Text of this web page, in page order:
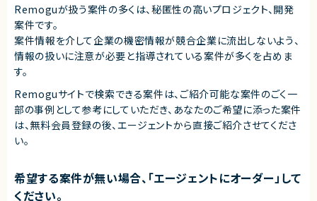
業務委託(準委任契約)
契約元
株式会社LASSIC
エージェントから
◎フルリモート×フレックスで働きやすい環境！
◎SRE・バックエンド・インフラと幅広い領域で裁量を持って関われます！
◎技術選定やアーキテクチャに関わる上流経験を積めるポジション！
◎大規模サービスの信頼性向上に貢献できるやりがいあり！
◎チーム志向の高い環境で中長期的な成長が可能です！
Remoguが扱う案件の多くは、秘匿性の高いプロジェクト、開発
案件です。
案件情報を介して企業の機密情報が競合企業に流出しないよう、
情報の扱いに注意が必要と指導されている案件が多くを占めま
す。
Remoguサイトで検索できる案件は、ご紹介可能な案件のごく一
部の事例として参考にしていただき、 あなたのご希望に添った案件
は、無料会員登録の後、エージェントから直接ご紹介させてくださ
い。
希望する案件が無い場合、「エージェントにオーダー」して
ください。